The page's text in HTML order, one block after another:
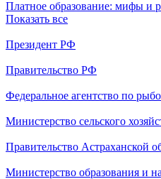
Платное образование: мифы и
Показать все
Президент РФ
Правительство РФ
Федеральное агентство по
Министерство сельского
Правительство Астраханской
Министерство образования и